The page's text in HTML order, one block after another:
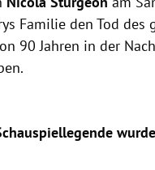
Familie den Tod des
90 Jahren in der